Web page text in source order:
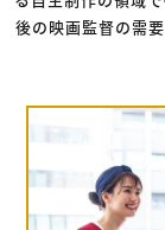
後の映画監督の需要